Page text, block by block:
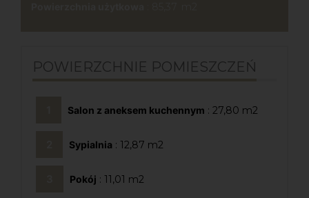
POWIERZCHNIE POMIESZCZEŃ
Salon z aneksem kuchennym : 27,80
Sypialnia : 12,87
Pokój : 11,01